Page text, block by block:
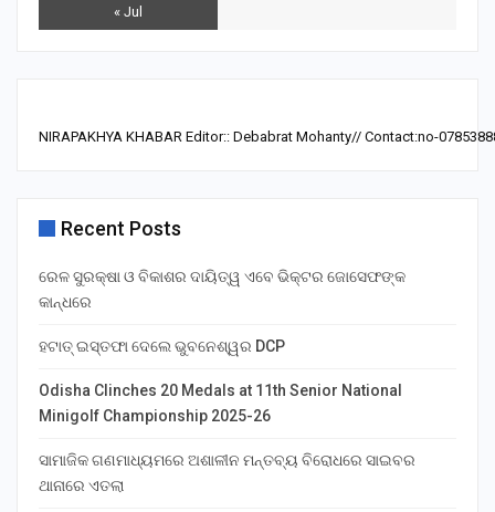
« Jul
NIRAPAKHYA KHABAR Editor:: Debabrat Mohanty// Contact:no-
Recent Posts
ରେଳ ସୁରକ୍ଷା ଓ ବିକାଶର ଦାୟିତ୍ୱ ଏବେ ଭିକ୍ଟର ଜୋସେଫଙ୍କ
କାନ୍ଧରେ
ହଟାତ୍ ଇସ୍ତଫା ଦେଲେ ଭୁବନେଶ୍ୱର DCP
Odisha Clinches 20 Medals at 11th Senior National
Minigolf Championship 2025-26
ସାମାଜିକ ଗଣମାଧ୍ୟମରେ ଅଶାଳୀନ ମନ୍ତବ୍ୟ ବିରୋଧରେ ସାଇବର
ଥାନାରେ ଏତଲା